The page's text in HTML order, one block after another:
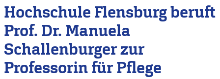
English.
Head
Hochschule Flensburg beruft
Prof. Dr. Manuela
Schallenburger zur
Professorin für Pflege